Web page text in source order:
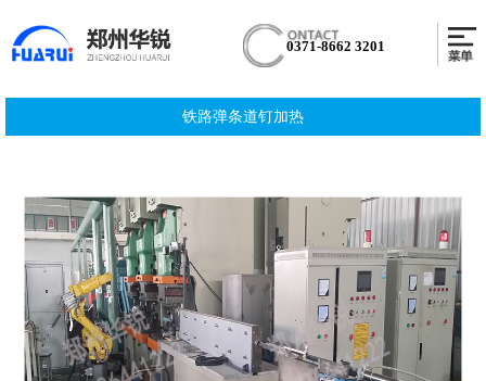
0371-8662 3201
铁路弹条道钉加热